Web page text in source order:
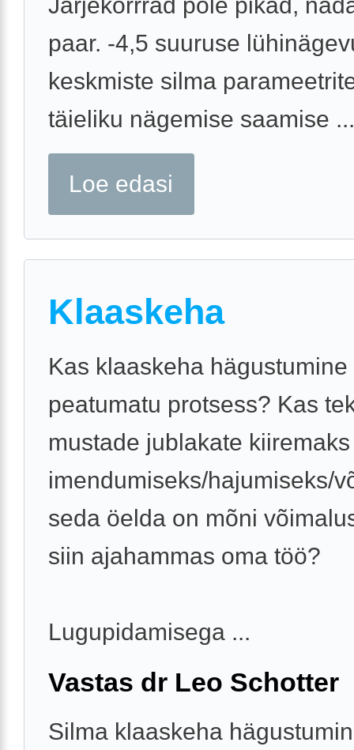
Järjekorrrad pole pikad,
paar. -4,5 suuruse
keskmiste silma
täieliku nägemise saamise ...
Loe edasi
Klaaskeha
Kas klaaskeha hägustumine
peatumatu protsess? Kas
mustade jublakate kiiremaks
imendumiseks/hajumiseks/
seda öelda on mõni
siin ajahammas oma töö?
Lugupidamisega ...
Vastas dr Leo Schotter
Silma klaaskeha